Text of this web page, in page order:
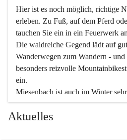
Hier ist es noch möglich, richtige
erleben. Zu Fuß, auf dem Pferd
tauchen Sie ein in ein Feuerwerk
Die waldreiche Gegend lädt auf
Wanderwegen zum Wandern -
besonders reizvolle
ein.
Miesenbach ist auch im Winter
Eisstockschießen gibt es auf dem
wunderschöne Naturschneepisten,
Aktuelles